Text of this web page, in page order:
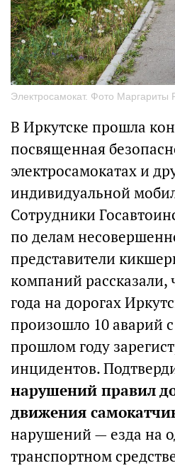
Электросамокат. Фото Маргариты
В Иркутске прошла
посвященная
электросамокатах и
индивидуальной
Сотрудники
по делам
представители
компаний рассказали,
года на дорогах
произошло 10 аварий
прошлом году
инцидентов.
нарушений правил
движения
нарушений — езда на
транспортном